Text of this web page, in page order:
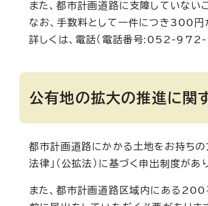
また、都市計画道路に支障していない
なお、手数料として一件につき300円
詳しくは、電話（電話番号:052-972-
公有地の拡大の推進に関
都市計画道路にかかる土地をお持ちの
法律」（公拡法）に基づく申出制度があ
また、都市計画道路区域内にある200